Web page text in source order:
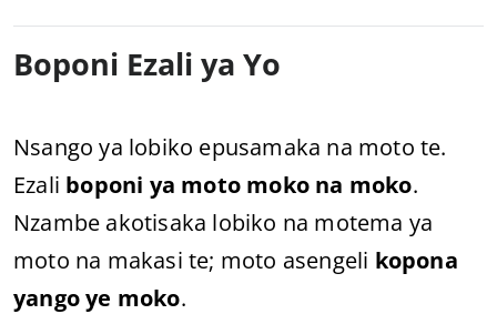
Boponi Ezali ya Yo
Nsango ya lobiko epusamaka na moto te.
Ezali boponi ya moto moko na moko.
Nzambe akotisaka lobiko na motema ya
moto na makasi te; moto asengeli kopona
yango ye moko.